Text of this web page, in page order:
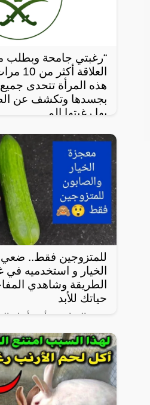
“رغبتي جامحة
هذه المرأة تتحدى
بجسدها وتكشف عن
بها رغبتها الم
يعشن شهوة مفرطة في
الجنسية، سواءً ضمن
علاقة محرمة مع الرجال،
للمتزوجين فقط.. ضعي
الخيار و استخدميه في
الطريقة وشاهدي
حياتك للأبد
يعتبر الخيار من أبرز أنواع
لدى الكثيرين، خاصة لأنه
السعرات وطعمه لذيذ
لأنه غني بالفيتامينات